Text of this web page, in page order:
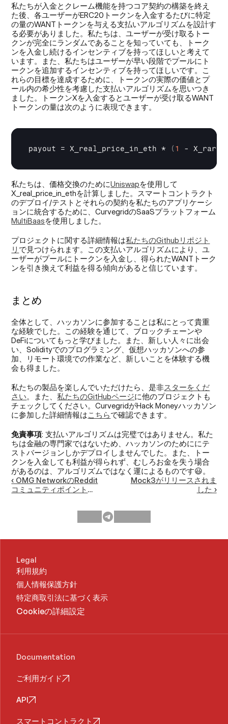
私たちが入金とクレーム機能を持つコア契約の構築を終え
た後、各ユーザーがERC20トークンを入金するたびに特定
の量のWANTトークンを与える支払いアルゴリズムを設計す
る必要がありました。私たちは、ユーザーが受け取るトー
クンが完全にランダムであることを知っていても、トーク
ンを入金し続けるインセンティブを持ってほしいと考えて
います。また、私たちはユーザーが早い段階でプールにト
ークンを追加するインセンティブを持ってほしいです。こ
れらの目標を達成するために、トークンの実際の価値とプ
ール内の希少性を考慮した支払いアルゴリズムを思いつき
ました。トークンXを入金するとユーザーが受け取るWANT
トークンの量は次のように表現できます。
payout = X_real_price_in_eth * ( 1 -
私たちは、価格交換のためにUniswapを使用して
X_real_price_in_ethを計算しました。スマートコントラクト
のデプロイ/テストとそれらの契約を私たちのアプリケーシ
ョンに統合するために、CurvegridのSaaSプラットフォーム
MultiBaasを使用しました。
プロジェクトに関する詳細情報は私たちのGithubリポジト
リ で見つけられます。この支払いアルゴリズムにより、ユ
ーザーがプールにトークンを入金し、得られたWANTトーク
ンを引き換えて利益を得る傾向があると信じています。
まとめ
全体として、ハッカソンに参加することは私にとって貴重
な経験でした。この経験を通じて、ブロックチェーンや
DeFiについてもっと学びました。また、新しい人々に出会
い、Solidityでのプログラミング、仮想ハッカソンへの参
加、リモート環境での作業など、新しいことを体験する機
会も得ました。
私たちの製品を楽しんでいただけたら、是非スターをくだ
さい。また、私たちのGitHubページに他のプロジェクトも
チェックしてください。CurvegridがHack Moneyハッカソン
に参加した詳細情報はこちらで確認できます。
免責事項: 支払いアルゴリズムは完璧ではありません。私た
ちは金融の専門家ではないため、ハッカソンのためににテ
ストバージョンしかデプロイしませんでした。また、トー
クンを入金しても利益が得られず、むしろお金を失う場合
があるのは、アルゴリズムではなく運によるものです😃。
‹ OMG NetworkのReddit
コミュニティポイントエ
Mock3がリリースされま
した ›
Legal
利用規約
個人情報保護方針
特定商取引法に基づく表示
Cookieの詳細設定
Documentation
ご利用ガイド
API
スマートコントラクト